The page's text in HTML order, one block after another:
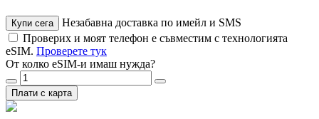
Купи сега
Незабавна доставка по имейл и SMS
Проверих и моят телефон е съвместим с технологията
eSIM. Проверете тук
От колко eSIM-и имаш нужда?
Плати с карта